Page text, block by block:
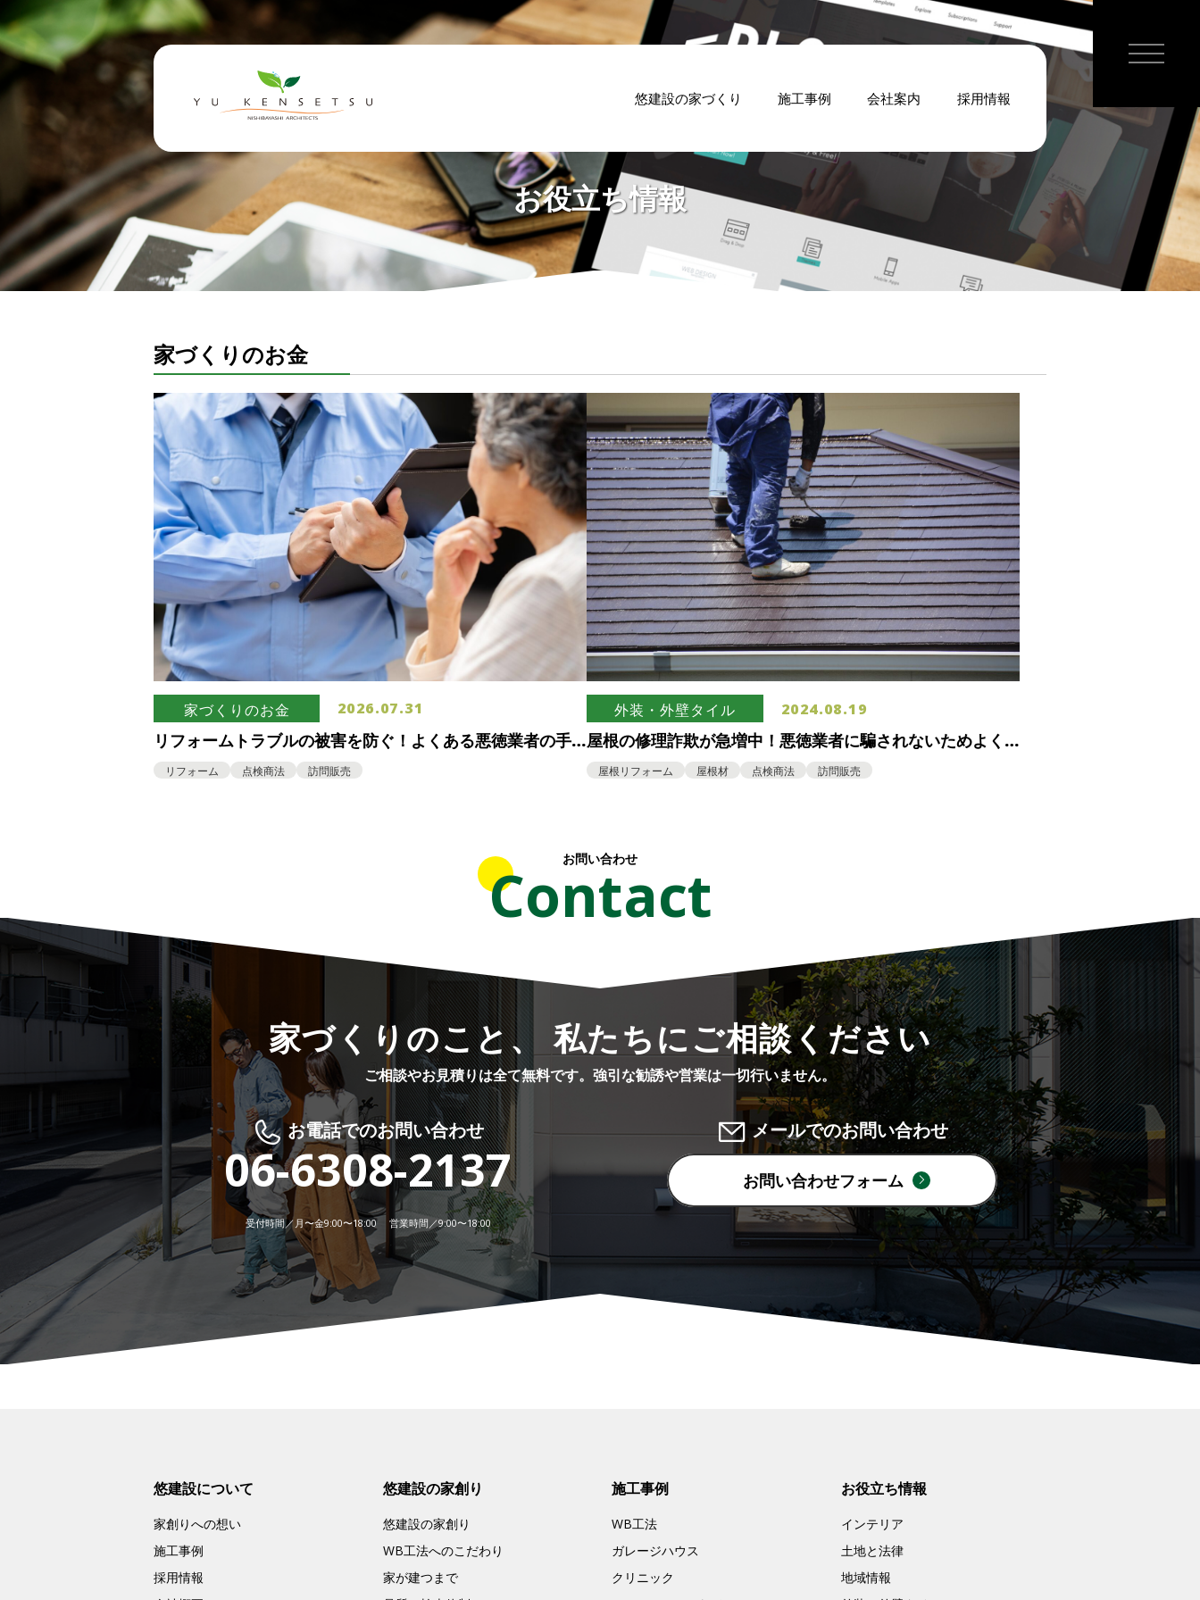
悠建設の家づくり 施工事例 会社案内 採用情報
お役立ち情報
家づくりのお金
家づくりのお金 2026.07.31
リフォームトラブルの被害を防ぐ！よくある悪徳業者の手
口を紹介
リフォーム 点検商法 訪問販売
外装・外壁タイル 2024.08.19
屋根の修理詐欺が急増中！悪徳業者に騙されないためよく
ある手口をご紹介！
屋根リフォーム 屋根材 点検商法 訪問販売
お問い合わせ
Contact
家づくりのこと、 私たちにご相談ください
ご相談やお見積りは全て無料です。 強引な勧誘や営業は一切行いません。
お電話でのお問い合わせ
06-6308-2137
受付時間／月〜金9:00〜18:00 営業時間／9:00〜18:00
メールでのお問い合わせ
お問い合わせフォーム
悠建設について
家創りへの想い
施工事例
採用情報
悠建設の家創り
悠建設の家創り
WB工法へのこだわり
家が建つまで
施工事例
WB工法
ガレージハウス
クリニック
お役立ち情報
インテリア
土地と法律
地域情報